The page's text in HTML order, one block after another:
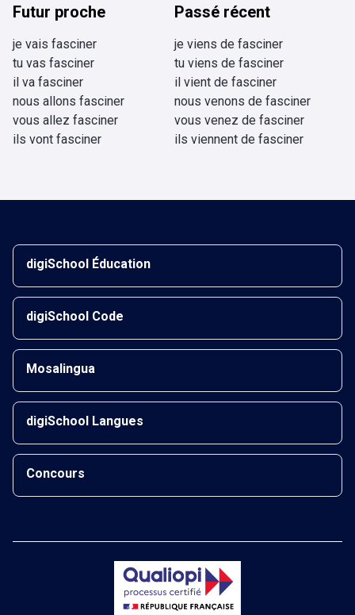
Futur proche
je vais fasciner
tu vas fasciner
il va fasciner
nous allons fasciner
vous allez fasciner
ils vont fasciner
Passé récent
je viens de fasciner
tu viens de fasciner
il vient de fasciner
nous venons de fasciner
vous venez de fasciner
ils viennent de fasciner
digiSchool Éducation
digiSchool Code
Mosalingua
digiSchool Langues
Concours